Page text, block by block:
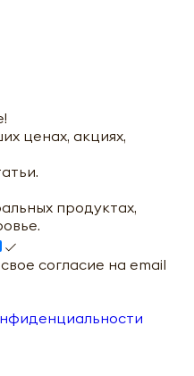
ценах, акциях,
продуктах,
согласие на email